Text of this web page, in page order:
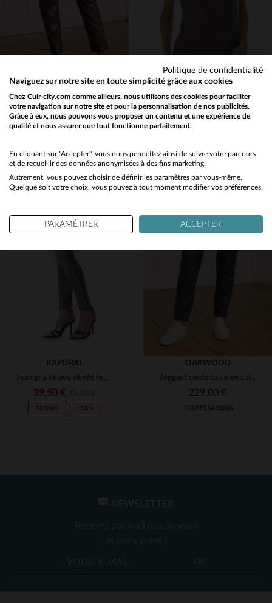
OAKWOOD
Pantalon en cuir gris métallisé femme
249,00 €
KAPORAL
Tee-shirt Forever Kaporal couleur asphalt
14,50 €
TAILLES DISPONIBLES
KAPORAL
Jean gris délavé slimfit femme
39,50 €
PROMO −50 %
TAILLES DISPONIBLES
OAKWOOD
Jogpant confortable en cuir gris foncé
229,00 €
TOUTES SAISONS
NEWSLETTER
Recevez par mail nos promos
et bons plans !
OK
Would you like to be redirected to our English site?
No
Yes
Politique de confidentialité
Naviguez sur notre site en toute simplicité grâce aux cookies
Chez Cuir-city.com comme ailleurs, nous utilisons des cookies pour faciliter
votre navigation sur notre site et pour la personnalisation de nos publicités.
Grâce à eux, nous pouvons vous proposer un contenu et une expérience de
qualité et nous assurer que tout fonctionne parfaitement.
En cliquant sur "Accepter", vous nous permettez ainsi de suivre votre parcours
et de recueillir des données anonymisées à des fins marketing.
Autrement, vous pouvez choisir de définir les paramètres par vous-même.
Quelque soit votre choix, vous pouvez à tout moment modifier vos préférences.
PARAMÉTRER ACCEPTER